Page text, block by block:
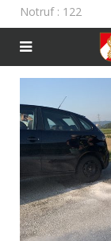
Notruf: 122